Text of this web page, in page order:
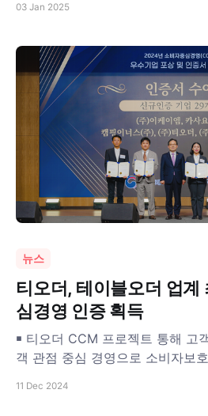
03 Jan 2025
뉴스
티오더, 테이블오더 업계
심경영 인증 획득
￭ 티오더 CCM 프로젝트 통해 고
객 관점 중심 경영으로 소비자보
11 Dec 2024